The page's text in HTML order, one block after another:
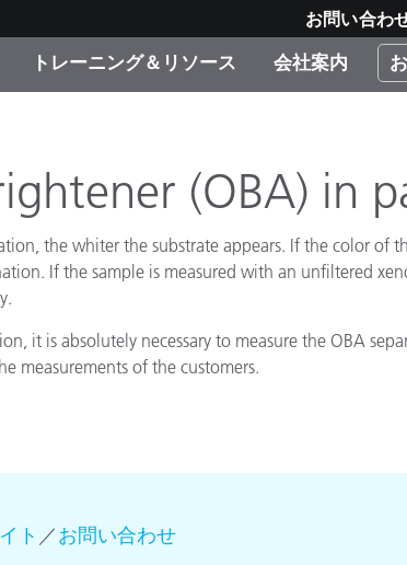
お問い合わ
ペーン
出サービス（無料）
ション
向け製品パッケージ
トレーニング＆リソース
スト（旧製品も含む）
会社案内
(OBA) in
the whiter the substrate appears. If the color of
If the sample is measured with an unfiltered
it is absolutely necessary to measure the OBA
measurements of the customers.
ト ／お問い合わせ